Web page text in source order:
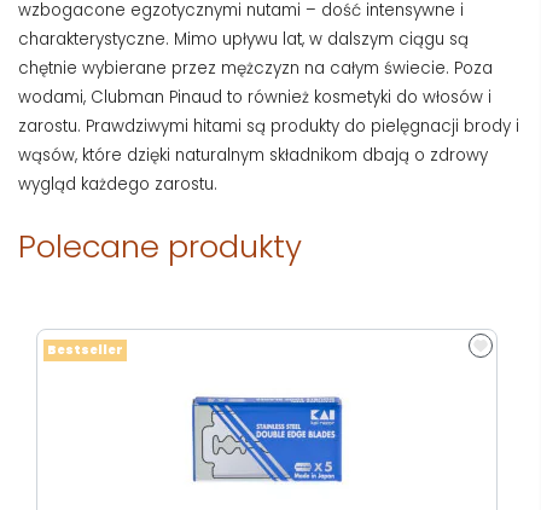
wzbogacone egzotycznymi nutami – dość intensywne i
charakterystyczne. Mimo upływu lat, w dalszym ciągu są
chętnie wybierane przez mężczyzn na całym świecie. Poza
wodami, Clubman Pinaud to również kosmetyki do włosów i
zarostu. Prawdziwymi hitami są produkty do pielęgnacji brody i
wąsów, które dzięki naturalnym składnikom dbają o zdrowy
wygląd każdego zarostu.
Polecane produkty
Bestseller